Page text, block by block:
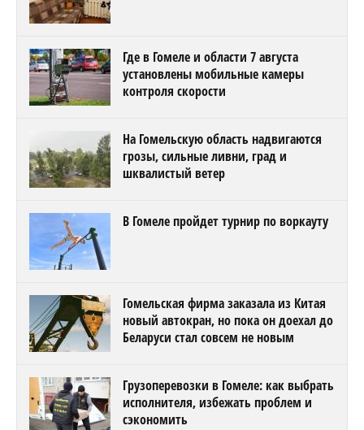
Где в Гомеле и области 7 августа
установлены мобильные камеры
контроля скорости
На Гомельскую область надвигаются
грозы, сильные ливни, град и
шквалистый ветер
В Гомеле пройдет турнир по воркауту
Гомельская фирма заказала из Китая
новый автокран, но пока он доехал до
Беларуси стал совсем не новым
Грузоперевозки в Гомеле: как выбрать
исполнителя, избежать проблем и
сэкономить